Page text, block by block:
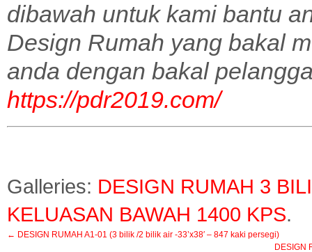
dibawah untuk kami bantu
Design Rumah yang bakal
anda dengan bakal
https://pdr2019.com/
Galleries: DESIGN RUMAH 3
KELUASAN BAWAH 1400 KPS.
← DESIGN RUMAH A1-01 (3 bilik /2 bilik air -33’x38′ – 847 kaki persegi)
DESIGN